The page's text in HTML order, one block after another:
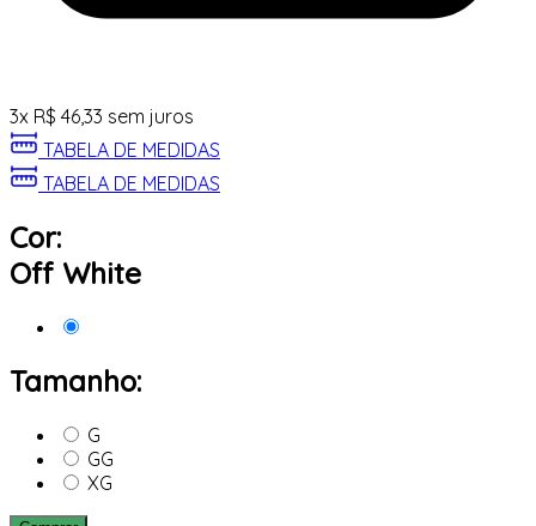
3x R$ 46,33 sem juros
TABELA DE MEDIDAS
TABELA DE MEDIDAS
Cor:
Off White
Tamanho:
G
GG
XG